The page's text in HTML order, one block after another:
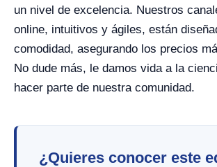
un nivel de excelencia. Nuestros
online, intuitivos y ágiles, están
comodidad, asegurando los precios
No dude más, le damos vida a la
hacer parte de nuestra comunidad.
¿Quieres conocer este